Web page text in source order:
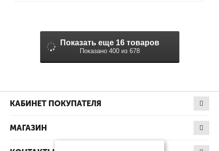
Показать еще 16 товаров
Показано 400 из 678
КАБИНЕТ ПОКУПАТЕЛЯ
МАГАЗИН